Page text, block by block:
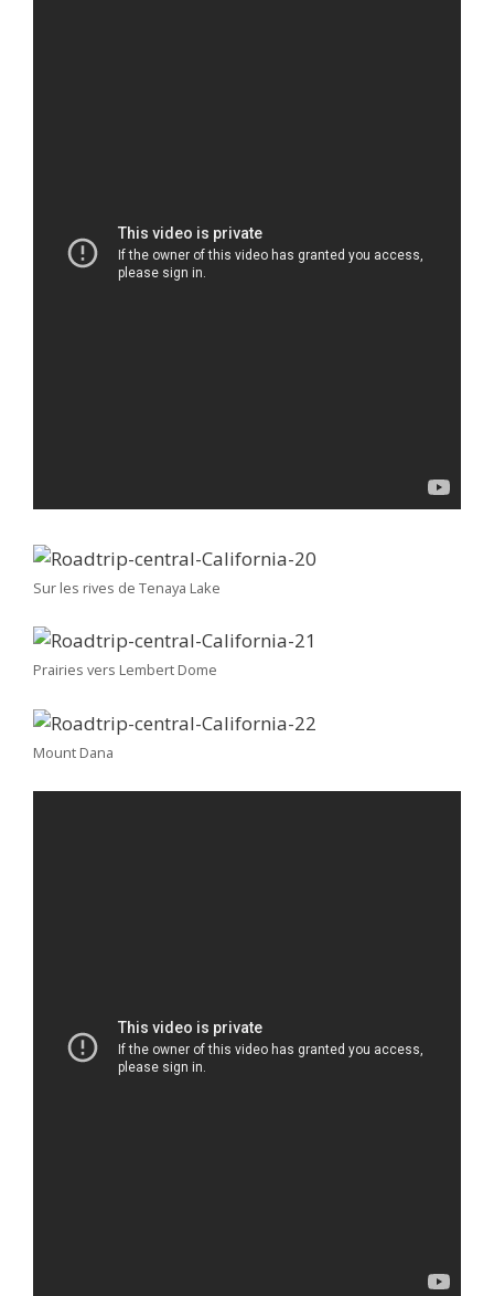
Sur les rives de Tenaya Lake
Prairies vers Lembert Dome
Mount Dana